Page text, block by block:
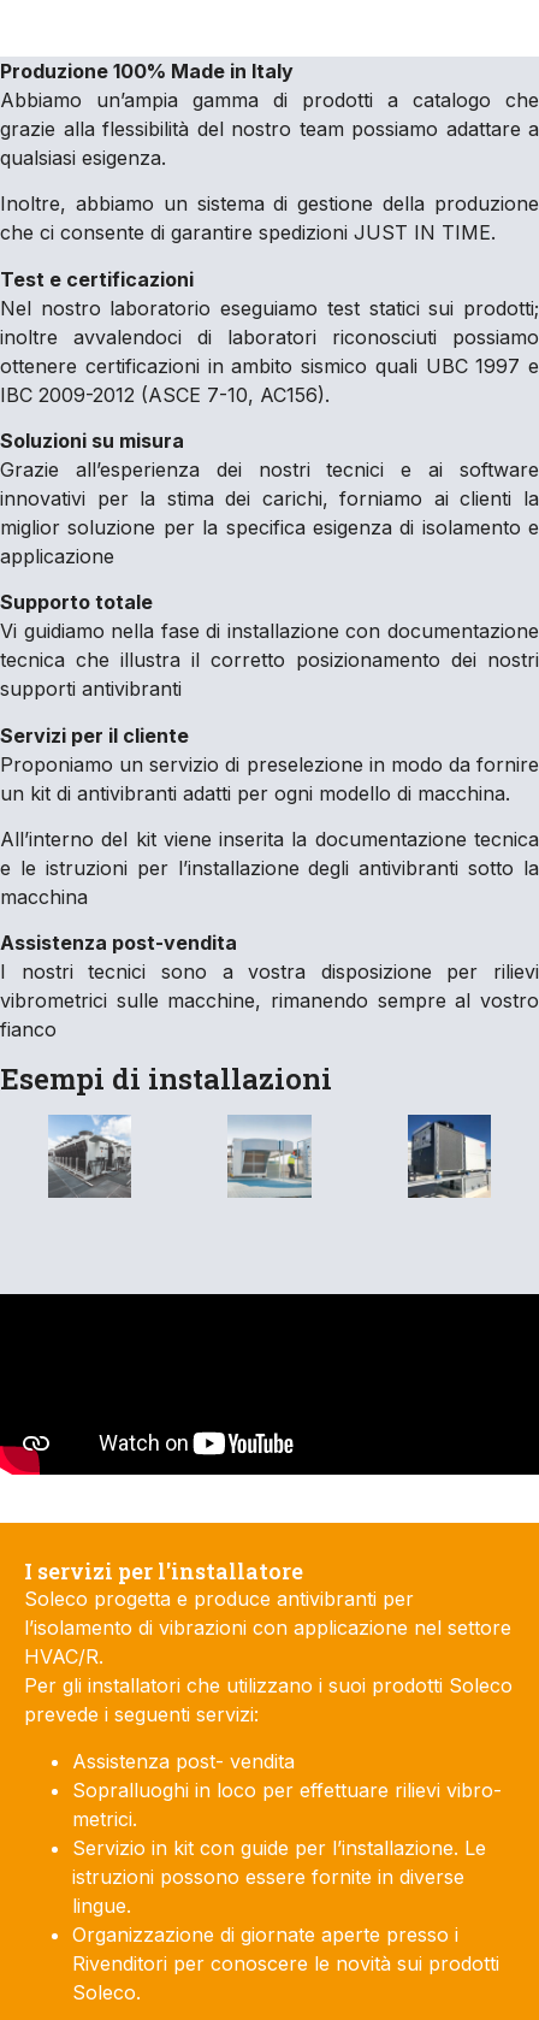
Produzione 100% Made in Italy
Abbiamo un’ampia gamma di prodotti a catalogo che
grazie alla flessibilità del nostro team possiamo adattare a
qualsiasi esigenza.
Inoltre, abbiamo un sistema di gestione della produzione
che ci consente di garantire spedizioni JUST IN TIME.
Test e certificazioni
Nel nostro laboratorio eseguiamo test statici sui prodotti;
inoltre avvalendoci di laboratori riconosciuti possiamo
ottenere certificazioni in ambito sismico quali UBC 1997 e
IBC 2009-2012 (ASCE 7-10, AC156).
Soluzioni su misura
Grazie all’esperienza dei nostri tecnici e ai software
innovativi per la stima dei carichi, forniamo ai clienti la
miglior soluzione per la specifica esigenza di isolamento e
applicazione
Supporto totale
Vi guidiamo nella fase di installazione con documentazione
tecnica che illustra il corretto posizionamento dei nostri
supporti antivibranti
Servizi per il cliente
Proponiamo un servizio di preselezione in modo da fornire
un kit di antivibranti adatti per ogni modello di macchina.
All’interno del kit viene inserita la documentazione tecnica
e le istruzioni per l’installazione degli antivibranti sotto la
macchina
Assistenza post-vendita
I nostri tecnici sono a vostra disposizione per rilievi
vibrometrici sulle macchine, rimanendo sempre al vostro
fianco
Esempi di installazioni
I servizi per l'installatore
Soleco progetta e produce antivibranti per
l’isolamento di vibrazioni con applicazione nel settore
HVAC/R.
Per gli installatori che utilizzano i suoi prodotti Soleco
prevede i seguenti servizi:
Assistenza post- vendita
Sopralluoghi in loco per effettuare rilievi vibro-
metrici.
Servizio in kit con guide per l’installazione. Le
istruzioni possono essere fornite in diverse
lingue.
Organizzazione di giornate aperte presso i
Rivenditori per conoscere le novità sui prodotti
Soleco.